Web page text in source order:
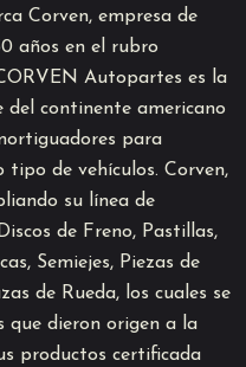
Corven, empresa de
años en el rubro
Autopartes es la
del continente americano
para
tipo de vehículos. Corven,
su línea de
de Freno, Pastillas,
Semiejes, Piezas de
de Rueda, los cuales se
que dieron origen a la
productos certificada